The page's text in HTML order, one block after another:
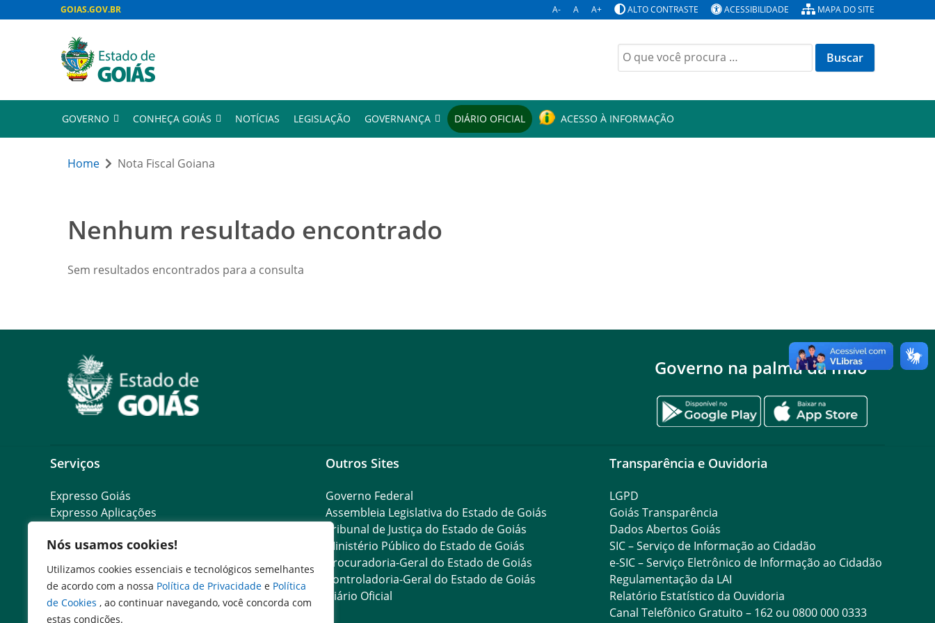
Nós usamos cookies!
Utilizamos cookies essenciais e tecnológicos semelhantes
de acordo com a nossa Política de Privacidade e Política
de Cookies , ao continuar navegando, você concorda com
estas condições.
GOIAS.GOV.BR A- A A+ ALTO CONTRASTE ACESSIBILIDADE MAPA DO SITE
Buscar
por:
GOVERNO CONHEÇA GOIÁS NOTÍCIAS LEGISLAÇÃO GOVERNANÇA DIÁRIO OFICIAL ACESSO À INFORMAÇÃO
Home Nota Fiscal Goiana
Nenhum resultado encontrado
Sem resultados encontrados para a consulta
Governo na palma da mão
Serviços
Expresso Goiás
Expresso Aplicações
SEI Governadoria
Cadastro de Autoridades
Escola de Governo
Outros Sites
Governo Federal
Assembleia Legislativa do Estado de Goiás
Tribunal de Justiça do Estado de Goiás
Ministério Público do Estado de Goiás
Procuradoria-Geral do Estado de Goiás
Controladoria-Geral do Estado de Goiás
Diário Oficial
Transparência e Ouvidoria
LGPD
Goiás Transparência
Dados Abertos Goiás
SIC – Serviço de Informação ao Cidadão
e-SIC – Serviço Eletrônico de Informação ao Cidadão
Regulamentação da LAI
Relatório Estatístico da Ouvidoria
Canal Telefônico Gratuito – 162 ou 0800 000 0333